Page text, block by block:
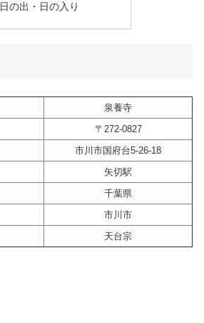
日の出・日の入り
泉養寺
〒272-0827
市川市国府台5-26-18
矢切駅
千葉県
市川市
天台宗